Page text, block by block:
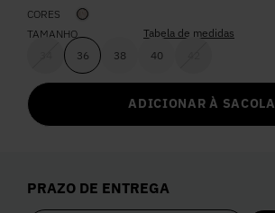
CORES
TAMANHO
36 38 40
Tabela de medidas
ADICIONAR À SACOLA
PRAZO DE ENTREGA
2 Roupas
º Jeans
4º Blusa
5º Calça